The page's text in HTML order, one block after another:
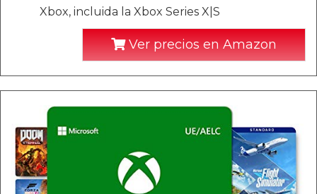
Xbox, incluida la Xbox Series X|S
Ver precios en Amazon